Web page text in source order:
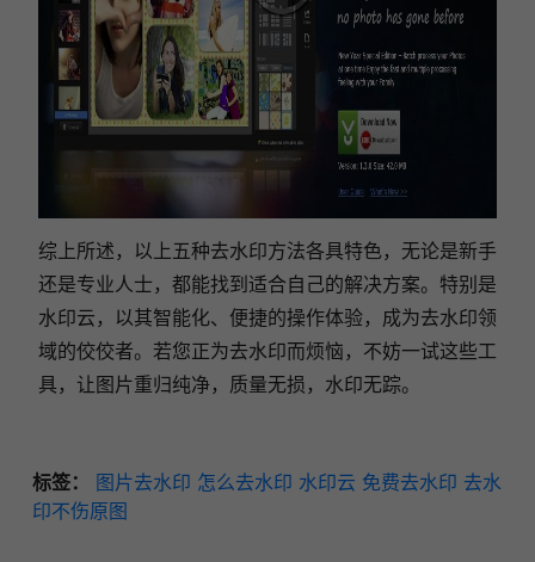
综上所述，以上五种去水印方法各具特色，无论是新手
还是专业人士，都能找到适合自己的解决方案。特别是
水印云，以其智能化、便捷的操作体验，成为去水印领
域的佼佼者。若您正为去水印而烦恼，不妨一试这些工
具，让图片重归纯净，质量无损，水印无踪。
标签： 图片去水印 怎么去水印 水印云 免费去水印 去水
印不伤原图